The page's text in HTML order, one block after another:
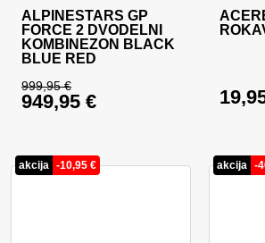
ALPINESTARS GP
FORCE 2 DVODELNI
KOMBINEZON BLACK
BLUE RED
999,95€
Izvirna cena je bila: 999,95
949,95 €
akcija -10,95 € akcija -